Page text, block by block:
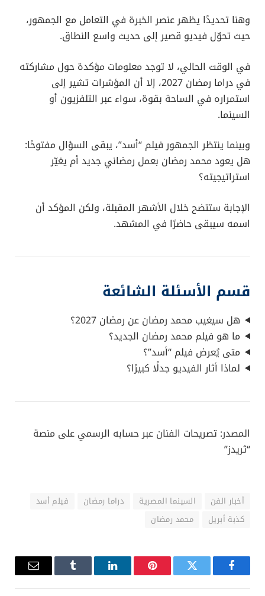
وهنا تحديدًا يظهر عنصر الخبرة في التعامل مع الجمهور،
حيث تحوّل فيديو قصير إلى حديث واسع النطاق.
في الوقت الحالي، لا توجد معلومات مؤكدة حول مشاركته
في دراما رمضان 2027، إلا أن المؤشرات تشير إلى
استمراره في الساحة بقوة، سواء عبر التلفزيون أو
السينما.
وبينما ينتظر الجمهور فيلم “أسد”، يبقى السؤال مفتوحًا:
هل يعود محمد رمضان بعمل رمضاني جديد أم يغيّر
استراتيجيته؟
الإجابة ستتضح خلال الأشهر المقبلة، ولكن المؤكد أن
اسمه سيبقى حاضرًا في المشهد.
قسم الأسئلة الشائعة
هل سيغيب محمد رمضان عن رمضان 2027؟
ما هو فيلم محمد رمضان الجديد؟
متى يُعرض فيلم “أسد”؟
لماذا أثار الفيديو جدلًا كبيرًا؟
المصدر: تصريحات الفنان عبر حسابه الرسمي على منصة
“ثريدز”
أخبار الفن السينما المصرية دراما رمضان
فيلم أسد
كذبة أبريل
محمد رمضان
فيسبوك تويتر بينتيريستلينكدإن Tumblr
البريد